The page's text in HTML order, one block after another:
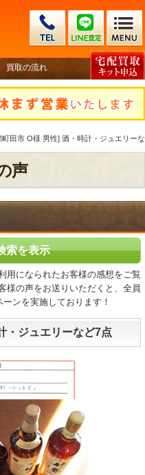
買取の流れ
町田市 O様 男性] 酒・時計・ジュエリー
声
索を表示
用になられたお客様の感想をご覧
様の声をお送りいただくと、全員
ンを実施しております！
・ジュエリーなど7点